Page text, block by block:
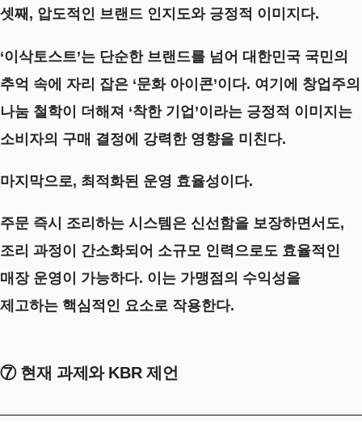
셋째, 압도적인 브랜드 인지도와 긍정적 이미지 다.
‘이삭토스트’는 단순한 브랜드를 넘어 대한민국 국민의
추억 속에 자리 잡은 ‘문화 아이콘’이다. 여기에 창업주의
나눔 철학이 더해져 ‘착한 기업’이라는 긍정적 이미지는
소비자의 구매 결정에 강력한 영향을 미친다.
마지막으로, 최적화된 운영 효율성이다.
주문 즉시 조리하는 시스템은 신선함을 보장하면서도,
조리 과정이 간소화되어 소규모 인력으로도 효율적인
매장 운영이 가능하다. 이는 가맹점의 수익성을
제고하는 핵심적인 요소로 작용한다.
⑦ 현재 과제와 KBR 제언